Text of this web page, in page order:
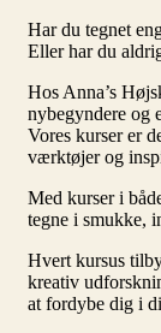
Har du tegnet
Eller har du
Hos Anna’s
nybegyndere og
Vores kurser er
værktøjer og
Med kurser i
tegne i smukke,
Hvert kursus
kreativ
at fordybe dig i